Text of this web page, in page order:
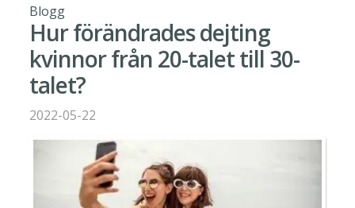
Blogg
Hur förändrades dejting
kvinnor från 20-talet till 30-
talet?
2022-05-22